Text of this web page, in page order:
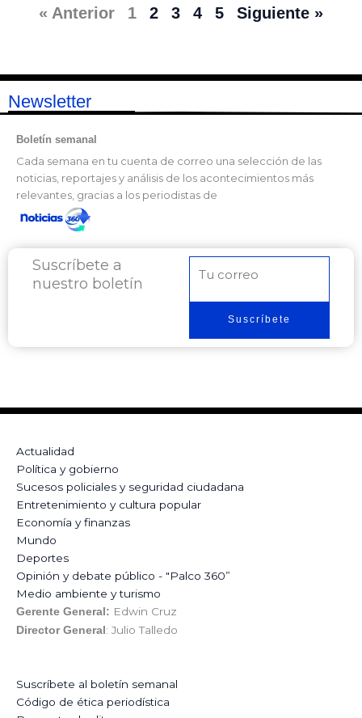
« Anterior 1 2 3 4 5 Siguiente »
Newsletter
Boletín semanal
Cada semana en tu cuenta de correo una selección de las
noticias, reportajes y análisis de los acontecimientos más
relevantes, gracias a los periodistas de
Suscríbete a
nuestro boletín
electrónico
Suscríbete
Actualidad
Política y gobierno
Sucesos policiales y seguridad ciudadana
Entretenimiento y cultura popular
Economía y finanzas
Mundo
Deportes
Opinión y debate público - "Palco 360”
Medio ambiente y turismo
Gerente General: Edwin Cruz
Director General: Julio Talledo
Suscríbete al boletín semanal
Código de ética periodística